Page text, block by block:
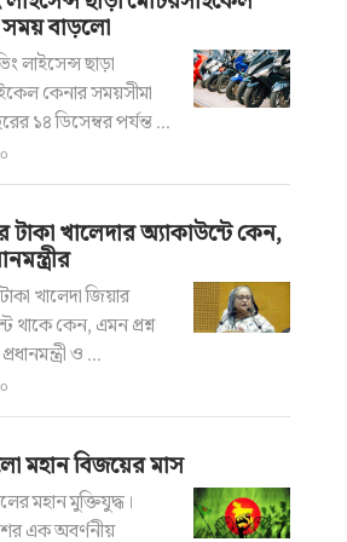
সময় বাড়লো
লাইসেন্স ছাড়া
কেনার সময়সীমা
১৪ ডিসেম্বর পর্যন্ত ...
টাকা খালেদার অ্যাকাউন্টে কেন,
খালেদা জিয়ার
থাকে কেন, এমন প্রশ্ন
ও ...
মহান বিজয়ের মাস
মহান মুক্তিযুদ্ধ।
এক অবর্ণনীয়